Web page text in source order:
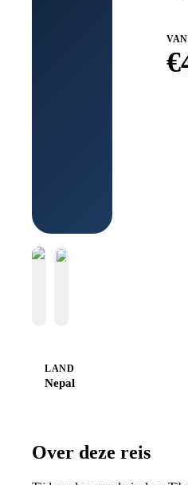
€
LAND
Nepal
Over deze reis